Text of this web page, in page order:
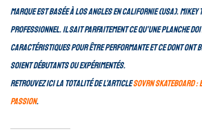
marque est basée à Los Angles en Californie (USA).
professionnel. Il sait parfaitement ce qu’une planche
caractéristiques pour être performante et ce dont ont
soient débutants ou expérimentés.
Retrouvez ici la totalité de l’articleSOVRN Skateboard
passion.